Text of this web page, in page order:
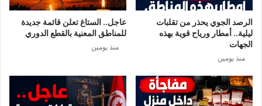
ك
ل
ج
ا
س
و
ن
الرصد الجوي يحذر من تقلبات
ليلية.. أمطار ورياح قوية بهذه
الجهات
منذ يومين
عاجل.. الستاغ تعلن قائمة جديدة
للمناطق المعنية بالقطع الدوري
منذ يومين